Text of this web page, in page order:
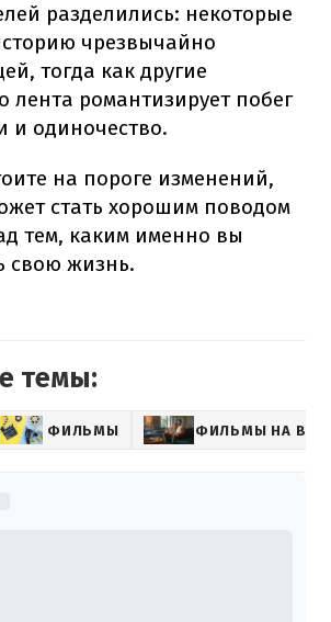
разделились: некоторые
чрезвычайно
тогда как другие
лента романтизирует побег
и одиночество.
на пороге изменений,
стать хорошим поводом
тем, каким именно вы
свою жизнь.
темы:
ФИЛЬМЫ ФИЛЬМЫ НА